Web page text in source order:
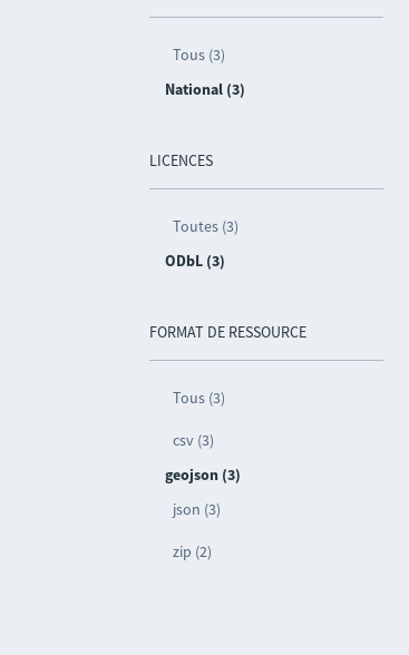
Tous (3)
National (3)
LICENCES
Toutes (3)
ODbL (3)
FORMAT DE RESSOURCE
Tous (3)
csv (3)
geojson (3)
json (3)
zip (2)